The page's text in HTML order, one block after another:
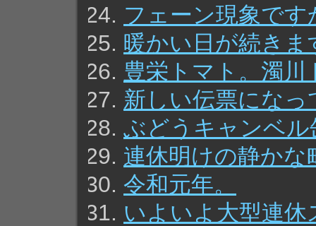
フェーン現象です
暖かい日が続きま
豊栄トマト。濁川
新しい伝票になっ
ぶどうキャンベ
連休明けの静かな
令和元年。
いよいよ大型連